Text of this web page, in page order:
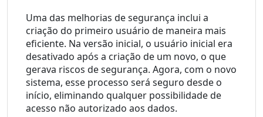
Uma das melhorias de segurança inclui a
criação do primeiro usuário de maneira mais
eficiente. Na versão inicial, o usuário inicial era
desativado após a criação de um novo, o que
gerava riscos de segurança. Agora, com o novo
sistema, esse processo será seguro desde o
início, eliminando qualquer possibilidade de
acesso não autorizado aos dados.